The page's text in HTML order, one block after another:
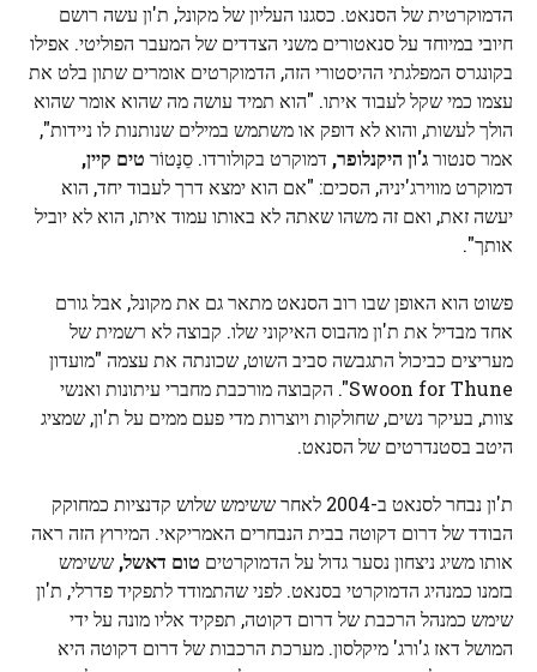
הדמוקרטית של הסנאט. כסגנו העליון של מקונל, ת'ון עשה רושם
חיובי במיוחד על סנאטורים משני הצדדים של המעבר הפוליטי. אפילו
בקונגרס המפלגתי ההיסטורי הזה, הדמוקרטים אומרים שתון בלט את
עצמו כמי שקל לעבוד איתו. "הוא תמיד עושה מה שהוא אומר שהוא
הולך לעשות, והוא לא דופק או משתמש במילים שנותנות לו ניידות",
אמר סנטורג'ון היקנלופר, דמוקרט בקולורדו. סֵנָטוֹר טים קיין,
דמוקרט מווירג'יניה, הסכים: "אם הוא ימצא דרך לעבוד יחד, הוא
יעשה זאת, ואם זה משהו שאתה לא באותו עמוד איתו, הוא לא יוביל
אותך".
פשוט הוא האופן שבו רוב הסנאט מתאר גם את מקונל, אבל גורם
אחד מבדיל את ת'ון מהבוס האיקוני שלו. קבוצה לא רשמית של
מעריצים כביכול התגבשה סביב השוט, שכונתה את עצמה "מועדון
Swoon for Thune". הקבוצה מורכבת מחברי עיתונות ואנשי
צוות, בעיקר נשים, שחולקות ויוצרות מדי פעם ממים על ת'ון, שמציג
היטב בסטנדרטים של הסנאט.
ת'ון נבחר לסנאט ב-2004 לאחר ששימש שלוש קדנציות כמחוקק
הבודד של דרום דקוטה בבית הנבחרים האמריקאי. המירוץ הזה ראה
אותו משיג ניצחון נסער גדול על הדמוקרטים טום דאשל, ששימש
בזמנו כמנהיג הדמוקרטי בסנאט. לפני שהתמודד לתפקיד פדרלי, ת'ון
שימש כמנהל הרכבת של דרום דקוטה, תפקיד אליו מונה על ידי
המושל דאז ג'ורג' מיקלסון. מערכת הרכבות של דרום דקוטה היא